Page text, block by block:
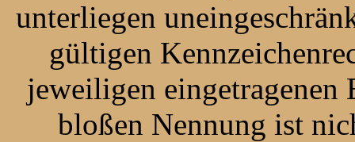
unterliegen
gültigen
jeweiligen
bloßen Nennung ist